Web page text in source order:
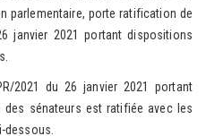
parlementaire, porte ratification de
janvier 2021 portant dispositions
2021 du 26 janvier 2021 portant
sénateurs est ratifiée avec les
dessous.